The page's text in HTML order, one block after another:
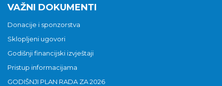
VAŽNI DOKUMENTI
Donacije i sponzorstva
Sklopljeni ugovori
Godišnji financijski izvještaji
Pristup informacijama
GODIŠNJI PLAN RADA ZA 2026